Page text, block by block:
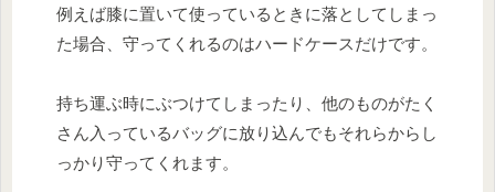
例えば膝に置いて使っているときに落としてしまっ
た場合、守ってくれるのはハードケースだけです。
持ち運ぶ時にぶつけてしまったり、他のものがたく
さん入っているバッグに放り込んでもそれらからし
っかり守ってくれます。